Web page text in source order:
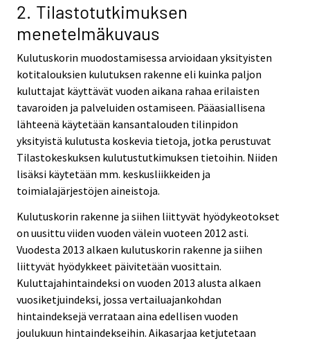
2. Tilastotutkimuksen
menetelmäkuvaus
Kulutuskorin muodostamisessa arvioidaan yksityisten
kotitalouksien kulutuksen rakenne eli kuinka paljon
kuluttajat käyttävät vuoden aikana rahaa erilaisten
tavaroiden ja palveluiden ostamiseen. Pääasiallisena
lähteenä käytetään kansantalouden tilinpidon
yksityistä kulutusta koskevia tietoja, jotka perustuvat
Tilastokeskuksen kulutustutkimuksen tietoihin. Niiden
lisäksi käytetään mm. keskusliikkeiden ja
toimialajärjestöjen aineistoja.
Kulutuskorin rakenne ja siihen liittyvät hyödykeotokset
on uusittu viiden vuoden välein vuoteen 2012 asti.
Vuodesta 2013 alkaen kulutuskorin rakenne ja siihen
liittyvät hyödykkeet päivitetään vuosittain.
Kuluttajahintaindeksi on vuoden 2013 alusta alkaen
vuosiketjuindeksi, jossa vertailuajankohdan
hintaindeksejä verrataan aina edellisen vuoden
joulukuun hintaindekseihin. Aikasarjaa ketjutetaan